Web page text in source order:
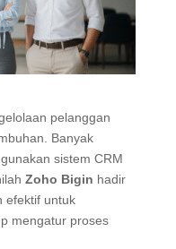
pelanggan
Banyak
sistem CRM
Zoho Bigin hadir
efektif untuk
mengatur proses